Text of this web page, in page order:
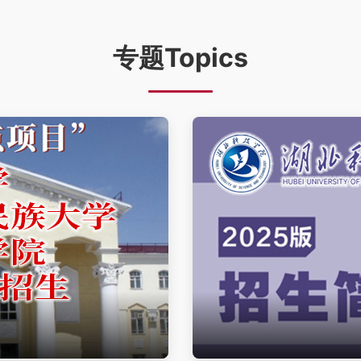
专题Topics